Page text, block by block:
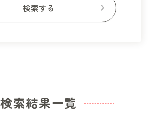
検索結果一覧